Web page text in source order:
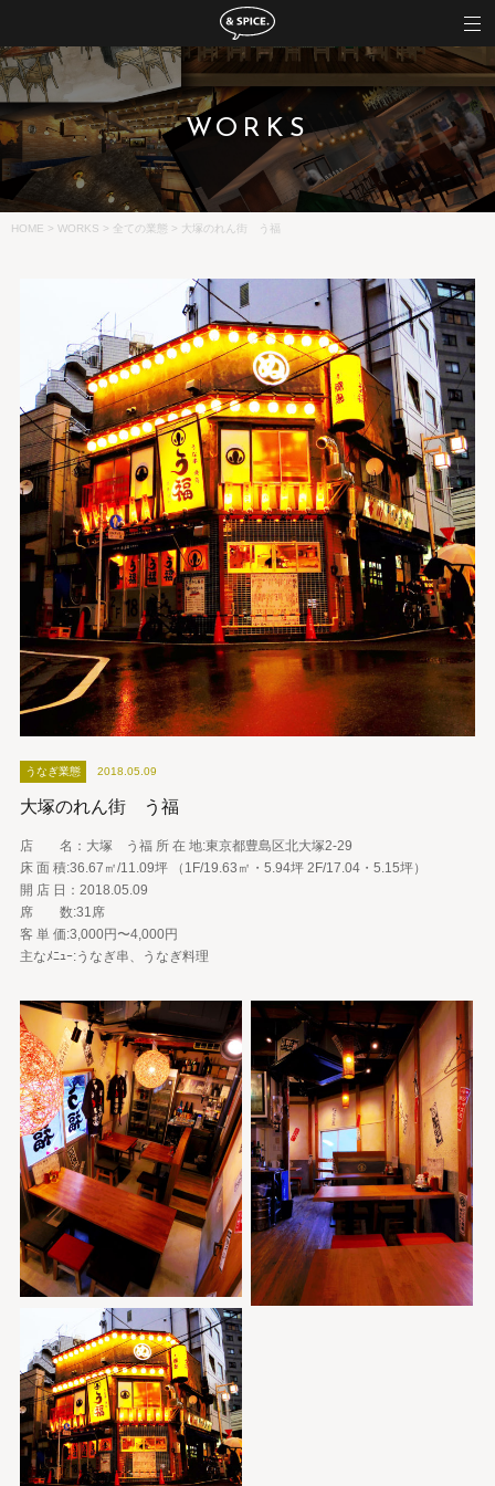
WORKS
HOME > WORKS > 全ての業態 > 大塚のれん街 う福
うなぎ業態 2018.05.09
大塚のれん街 う福
店 名：大塚 う福 所 在 地:東京都豊島区北大塚2-29
床 面 積:36.67㎡/11.09坪 （1F/19.63㎡・5.94坪 2F/17.04・5.15坪）
開 店 日：2018.05.09
席 数:31席
客 単 価:3,000円〜4,000円
主なﾒﾆｭｰ:うなぎ串、うなぎ料理